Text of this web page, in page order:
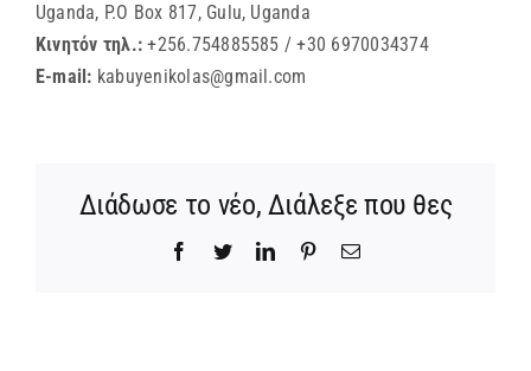
Uganda, P.O Box 817, Gulu, Uganda
Κινητόν τηλ.: +256.754885585 / +30 6970034374
E-mail: kabuyenikolas@gmail.com
Διάδωσε το νέο, Διάλεξε που θες
Facebook
TwitterLinkedInPinterestEmail